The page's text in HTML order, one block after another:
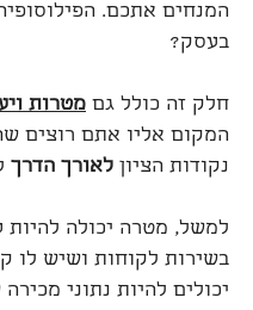
המנחים אתכם.
בעסק?
חלק זה כולל גם מטרות
המקום אליו אתם רוצים
נקודות הציון לאורך הדרך
למשל, מטרה יכולה להיות
בשירות לקוחות ושיש לו
יכולים להיות נתוני